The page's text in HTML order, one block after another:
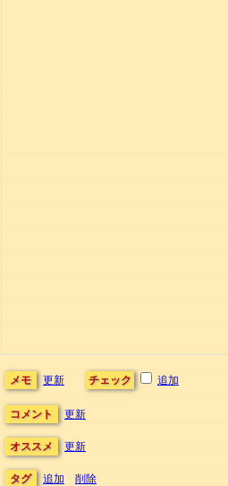
メモ 更新 チェック 追加
コメント 更新
オススメ 更新
タグ 追加 削除